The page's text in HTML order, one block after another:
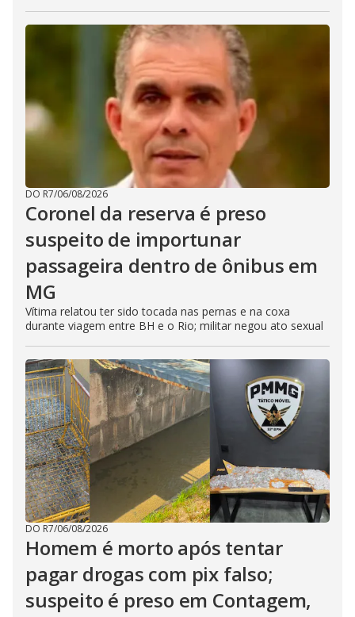
DO R7/06/08/2026
Coronel da reserva é preso
suspeito de importunar
passageira dentro de ônibus em
MG
Vítima relatou ter sido tocada nas pernas e na coxa
durante viagem entre BH e o Rio; militar negou ato sexual
DO R7/06/08/2026
Homem é morto após tentar
pagar drogas com pix falso;
suspeito é preso em Contagem,